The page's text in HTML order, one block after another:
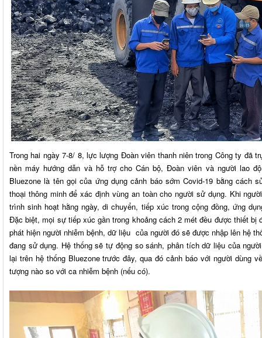
Trong hai ngày 7-8/ 8, lực lượng Đoàn viên thanh niên trong Công ty đã
nền máy hướng dẫn và hỗ trợ cho Cán bộ, Đoàn viên và người lao
Bluezone là tên gọi của ứng dụng cảnh báo sớm Covid-19 bằng cách
thoại thông minh để xác định vùng an toàn cho người sử dụng. Khi
trình sinh hoạt hằng ngày, di chuyển, tiếp xúc trong cộng đồng, ứng
Đặc biệt, mọi sự tiếp xúc gần trong khoảng cách 2 mét đều được thiết bị
phát hiện người nhiễm bệnh, dữ liệu của người đó sẽ được nhập lên hệ
đang sử dụng. Hệ thống sẽ tự động so sánh, phân tích dữ liệu của
lại trên hệ thống Bluezone trước đây, qua đó cảnh báo với người dùng
tượng nào so với ca nhiễm bệnh (nếu có).